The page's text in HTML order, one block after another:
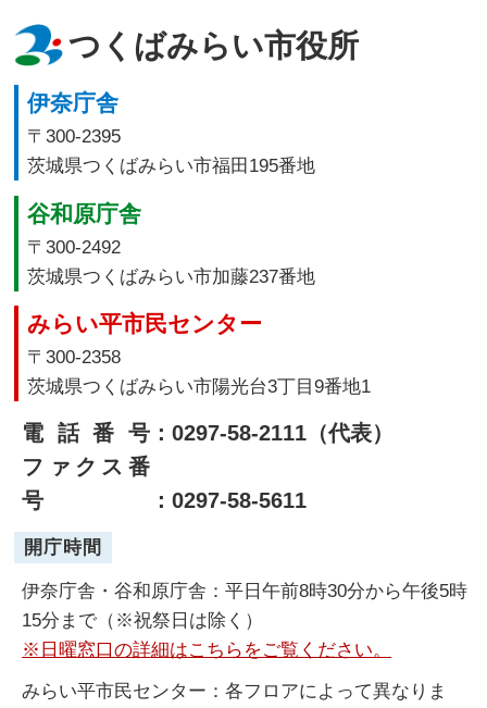
つくばみらい市役所
伊奈庁舎
〒300-2395
茨城県つくばみらい市福田195番地
谷和原庁舎
〒300-2492
茨城県つくばみらい市加藤237番地
みらい平市民センター
〒300-2358
茨城県つくばみらい市陽光台3丁目9番地1
電話番号：0297-58-2111（代表）
ファクス番
号
：0297-58-5611
開庁時間
伊奈庁舎・谷和原庁舎：平日午前8時30分から午後5時
15分まで（※祝祭日は除く）
※日曜窓口の詳細はこちらをご覧ください。
みらい平市民センター：各フロアによって異なりま